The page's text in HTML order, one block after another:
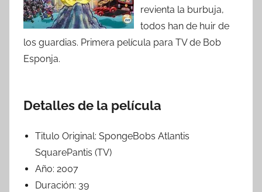
revienta la burbuja,
todos han de huir de
los guardias. Primera película para TV de Bob
Esponja.
Detalles de la película
Titulo Original: SpongeBobs Atlantis
SquarePantis (TV)
Año: 2007
Duración: 39